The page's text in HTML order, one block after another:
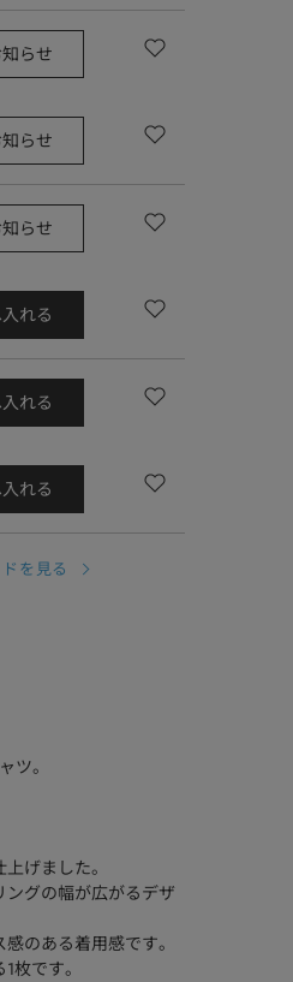
らせ
らせ
らせ
れる
れる
れる
を見る
ツ。
げました。
グの幅が広がるデザ
のある着用感です。
です。